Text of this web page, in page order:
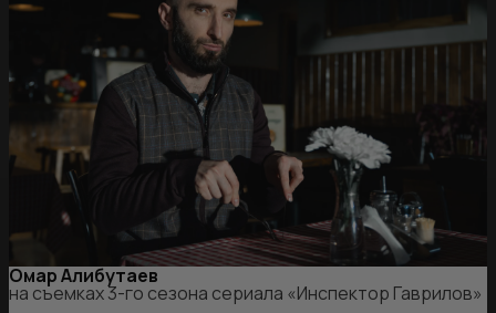
Омар Алибутаев
на съемках 3-го сезона сериала «Инспектор Гаврилов»